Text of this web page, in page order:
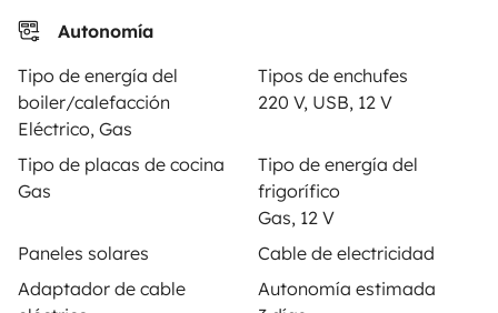
Autonomía
Tipo de energía del
boiler/calefacción
Eléctrico, Gas
Tipos de enchufes
220 V, USB, 12 V
Tipo de placas de cocina
Gas
Tipo de energía del
frigorífico
Gas, 12 V
Paneles solares
Cable de electricidad
Adaptador de cable
Autonomía estimada
Asistencias de alquiler
Ayuda propietario
Pago en varios plazos
Descargar en
App Store
Disponible en
Google Play